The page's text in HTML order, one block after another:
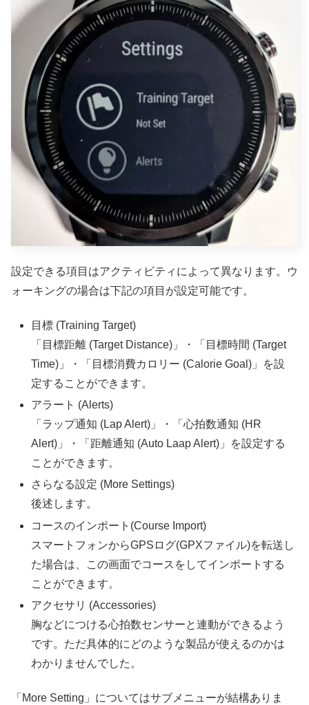
設定できる項目はアクティビティによって異なります。ウ
ォーキングの場合は下記の項目が設定可能です。
目標 (Training Target)
「目標距離 (Target Distance)」・「目標時間 (Target
Time)」・「目標消費カロリー (Calorie Goal)」を設
定することができます。
アラート (Alerts)
「ラップ通知 (Lap Alert)」・「心拍数通知 (HR
Alert)」・「距離通知 (Auto Laap Alert)」を設定する
ことができます。
さらなる設定 (More Settings)
後述します。
コースのインポート(Course Import)
スマートフォンからGPSログ(GPXファイル)を転送し
た場合は、この画面でコースをしてインポートする
ことができます。
アクセサリ (Accessories)
胸などにつける心拍数センサーと連動ができるよう
です。ただ具体的にどのような製品が使えるのかは
わかりませんでした。
「More Setting」についてはサブメニューが結構ありま